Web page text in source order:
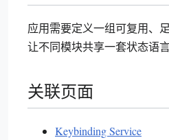
应用需要定义一组可复用、足
让不同模块共享一套状态语言
关联页面
Keybinding Service